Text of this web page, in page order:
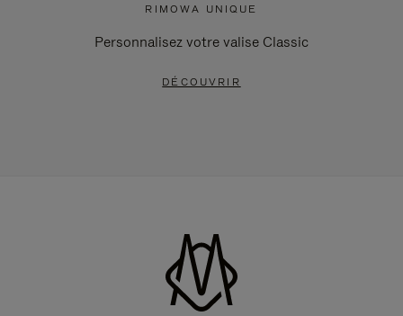
RIMOWA UNIQUE
Personnalisez votre valise Classic
DÉCOUVRIR